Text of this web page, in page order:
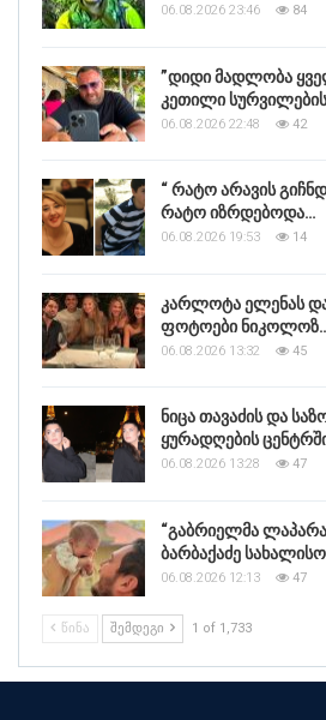
06.08.2026 23:46 84
”დიდი მადლობა
კეთილი
06.08.2026 22:48 42
“ რატო არავის
რატო იზრდებოდა…
06.08.2026 19:53 14
კარლოტა ელენას
ფოტოები
06.08.2026 13:32 45
ნიცა თავაძის და
ყურადღების
06.08.2026 13:28 47
“გაბრიელმა
ბარბაქაძე
06.08.2026 12:13 47
ᲬᲘᲜᲐ ᲨᲔᲛᲓᲔᲒᲘ 1 of 1,733